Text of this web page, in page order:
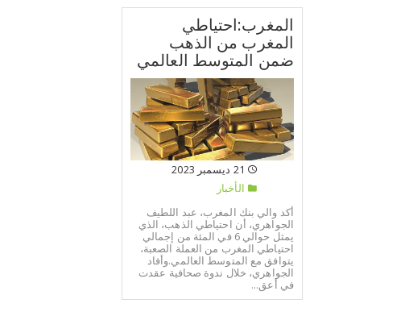
المغرب:احتياطي
المغرب من الذهب
ضمن المتوسط العالمي
الأخبار
أكد والي بنك المغرب، عبد اللطيف
الجواهري، أن احتياطي الذهب، الذي
يمثل حوالي 6 في المئة من إجمالي
احتياطي المغرب من العملة الصعبة،
يتوافق مع المتوسط العالمي.وأفاد
الجواهري، خلال ندوة صحافية عقدت
في أعق...